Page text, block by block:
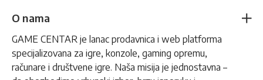
O nama
GAME CENTAR je lanac prodavnica i web platforma
specijalizovana za igre, konzole, gaming opremu,
računare i društvene igre. Naša misija je jednostavna –